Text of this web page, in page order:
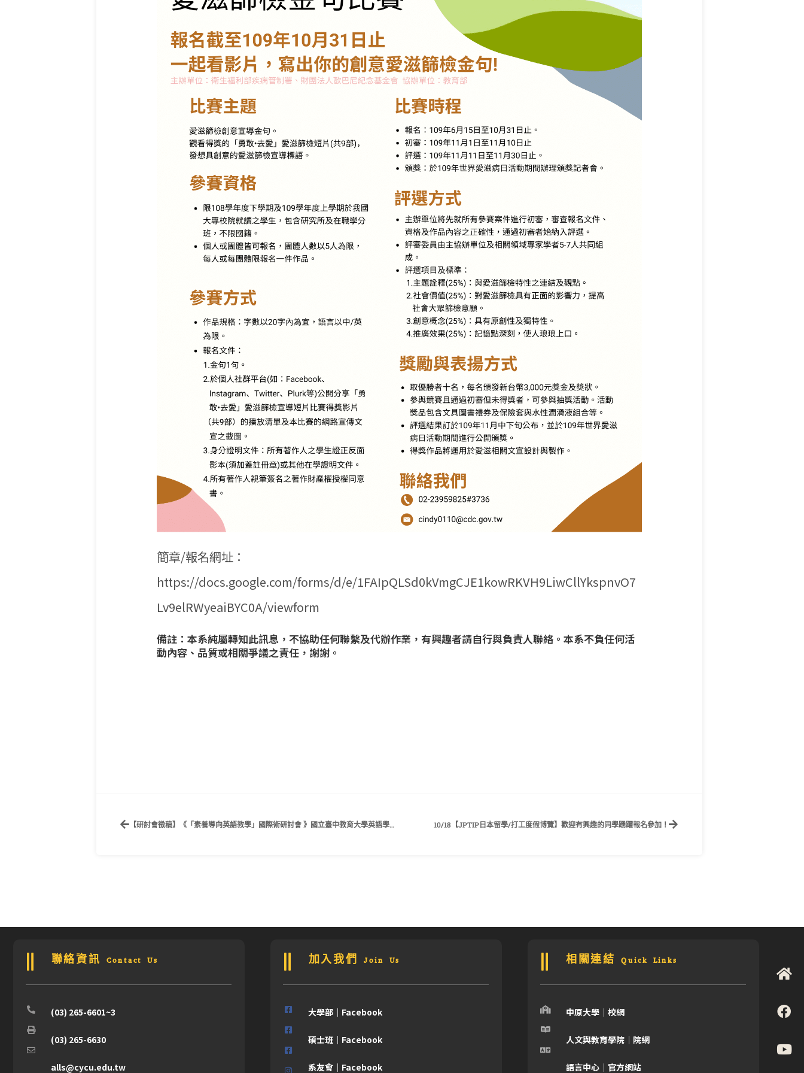
簡章/報名網址：
https://docs.google.com/forms/d/e/1FAIpQLSd0kVmgCJE1kowRKVH9LiwCllYkspnvO7
Lv9elRWyeaiBYC0A/viewform
備註：本系純屬轉知此訊息，不協助任何聯繫及代辦作業，有興趣者請自行與負責人聯絡。本系不負任何活
動內容、品質或相關爭議之責任，謝謝。
【研討會徵稿】《「素養導向英語教學」國際術研討會 》國立臺中教育大學英語學系外語領域教學研究中心 10/18【JPTIP日本留學/打工度假博覽】歡迎有興趣的同學踴躍報名參加！
聯絡資訊 Contact Us
(03) 265-6601~3
(03) 265-6630
alls@cycu.edu.tw
加入我們 Join Us
大學部｜Facebook
碩士班｜Facebook
系友會｜Facebook
相關連結 Quick Links
中原大學｜校網
人文與教育學院｜院網
語言中心｜官方網站